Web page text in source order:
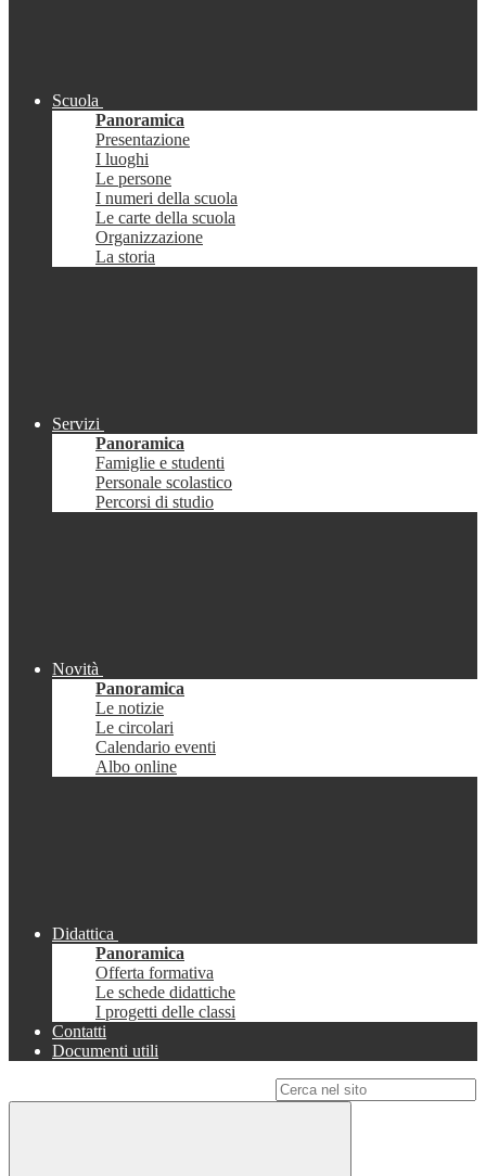
Scuola
Panoramica
Presentazione
I luoghi
Le persone
I numeri della scuola
Le carte della scuola
Organizzazione
La storia
Servizi
Panoramica
Famiglie e studenti
Personale scolastico
Percorsi di studio
Novità
Panoramica
Le notizie
Le circolari
Calendario eventi
Albo online
Didattica
Panoramica
Offerta formativa
Le schede didattiche
I progetti delle classi
Contatti
Documenti utili